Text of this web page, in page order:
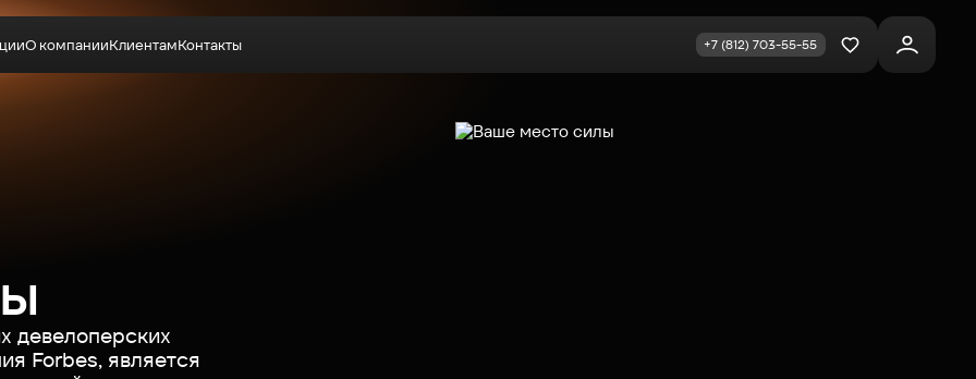
О компанииКлиентамКонтакты +7 (812) 703-55-55
девелоперских
Forbes, является